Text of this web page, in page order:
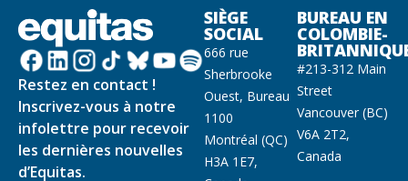
Restez en contact !
Inscrivez-vous à notre
infolettre pour recevoir
les dernières nouvelles
d’Equitas.
SIÈGE
SOCIAL
666 rue
Sherbrooke
Ouest, Bureau
1100
Montréal (QC)
H3A 1E7,
BUREAU EN
COLOMBIE-
#213-312 Main
Street
Vancouver (BC)
V6A 2T2,
Canada